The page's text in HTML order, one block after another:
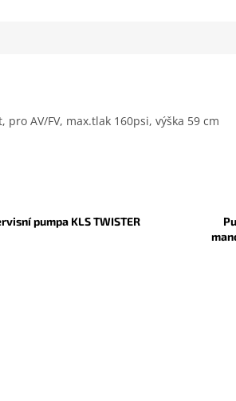
AV/FV, max.tlak 160psi, výška 59 cm
pumpa KLS TWISTER